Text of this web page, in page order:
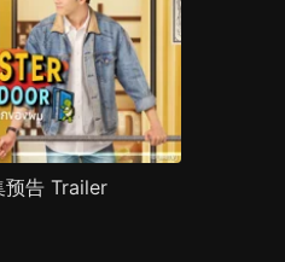
预告 Trailer